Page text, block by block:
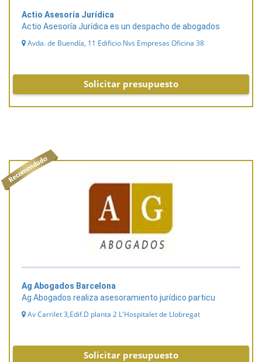
Actio Asesoría Jurídica
Actio Asesoría Jurídica es un despacho de abogados
Avda. de Buendía, 11 Edificio Nvs Empresas Oficina 38
Solicitar presupuesto
Ag Abogados Barcelona
Ag Abogados realiza asesoramiento jurídico particu
Av Carrilet 3,Edif.D planta 2 L'Hospitalet de Llobregat
Solicitar presupuesto